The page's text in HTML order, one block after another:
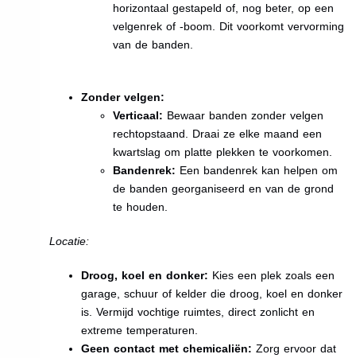
horizontaal gestapeld of, nog beter, op een
velgenrek of -boom. Dit voorkomt vervorming
van de banden.
Zonder velgen:
Verticaal: Bewaar banden zonder velgen
rechtopstaand. Draai ze elke maand een
kwartslag om platte plekken te voorkomen.
Bandenrek: Een bandenrek kan helpen om
de banden georganiseerd en van de grond
te houden.
Locatie:
Droog, koel en donker: Kies een plek zoals een
garage, schuur of kelder die droog, koel en donker
is. Vermijd vochtige ruimtes, direct zonlicht en
extreme temperaturen.
Geen contact met chemicaliën: Zorg ervoor dat